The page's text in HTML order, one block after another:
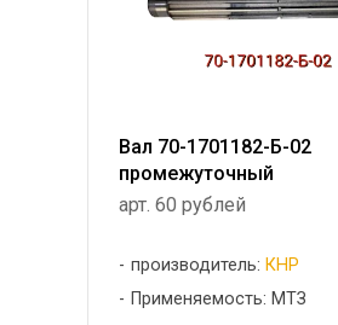
Вал 70-1701182-Б-02
промежуточный
арт. 60 рублей
производитель: КНР
Применяемость: МТЗ